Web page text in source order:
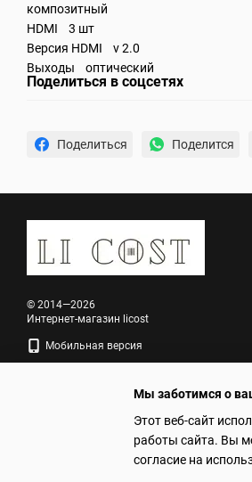
композитный
HDMI 3 шт
Версия HDMI v 2.0
Выходы оптический
Поделиться в соцсетях
Поделиться Поделится
© 2014—2026
Интернет-магазин licost
Мобильная версия
Мы заботимся о
Этот веб-сайт
работы сайта. Вы
согласие на